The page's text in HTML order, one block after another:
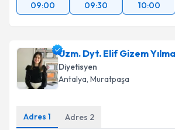
09:00 09:30 10:00
Uzm. Dyt. Elif Gizem
Diyetisyen
Antalya, Muratpaşa
Adres 1 Adres 2